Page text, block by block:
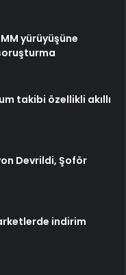
yürüyüşüne
takibi özellikli akıllı
Devrildi, Şoför
indirim